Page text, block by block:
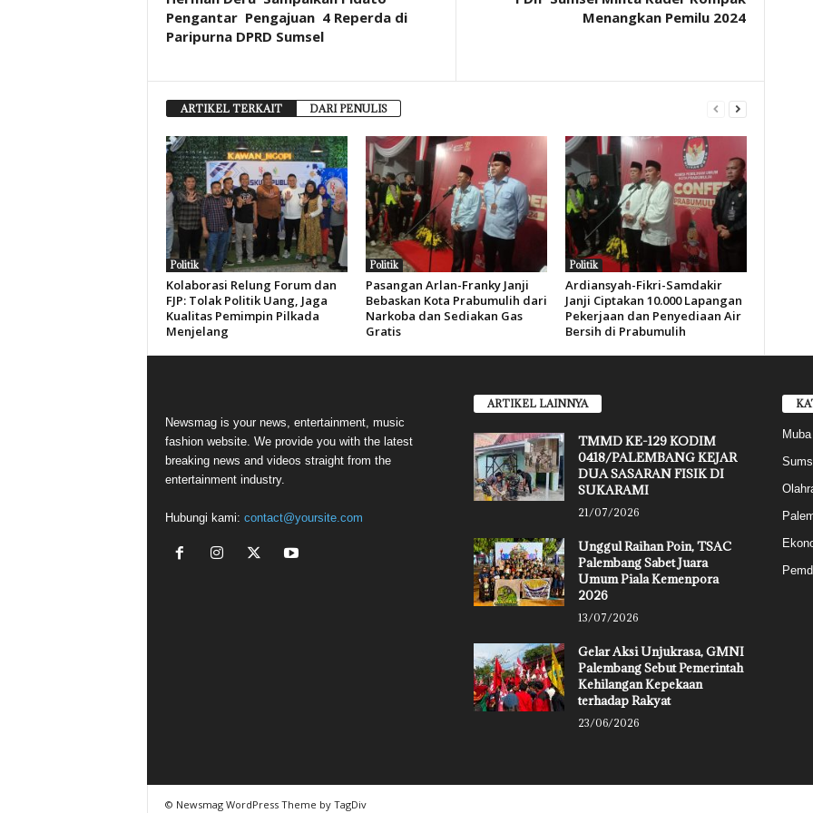
Pengantar Pengajuan 4 Reperda di
Paripurna DPRD Sumsel
Menangkan Pemilu 2024
ARTIKEL TERKAIT DARI PENULIS
Politik
Kolaborasi Relung Forum dan
FJP: Tolak Politik Uang, Jaga
Kualitas Pemimpin Pilkada
Menjelang
Politik
Pasangan Arlan-Franky Janji
Bebaskan Kota Prabumulih dari
Narkoba dan Sediakan Gas
Gratis
Politik
Ardiansyah-Fikri-Samdakir
Janji Ciptakan 10.000 Lapangan
Pekerjaan dan Penyediaan Air
Bersih di Prabumulih
Newsmag is your news, entertainment, music
fashion website. We provide you with the latest
breaking news and videos straight from the
entertainment industry.
Hubungi kami: contact@yoursite.com
ARTIKEL LAINNYA
TMMD KE-129 KODIM
0418/PALEMBANG KEJAR
DUA SASARAN FISIK DI
SUKARAMI
21/07/2026
Unggul Raihan Poin, TSAC
Palembang Sabet Juara
Umum Piala Kemenpora
2026
13/07/2026
Gelar Aksi Unjukrasa, GMNI
Palembang Sebut Pemerintah
Kehilangan Kepekaan
terhadap Rakyat
23/06/2026
Muba
© Newsmag WordPress Theme by TagDiv